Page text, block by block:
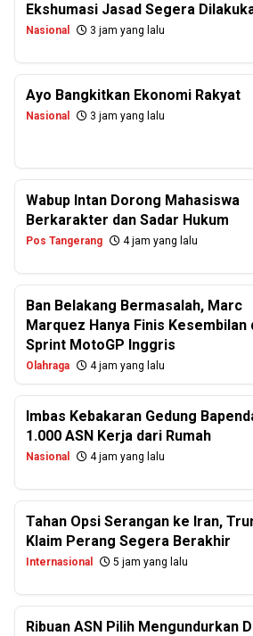
Ekshumasi Jasad Segera
Nasional 3 jam yang lalu
Ayo Bangkitkan Ekonomi Rakyat
Nasional 3 jam yang lalu
Wabup Intan Dorong Mahasiswa
Berkarakter dan Sadar Hukum
Pos Tangerang 4 jam yang lalu
Ban Belakang Bermasalah, Marc
Marquez Hanya Finis Kesembilan
Sprint MotoGP Inggris
Olahraga 4 jam yang lalu
Imbas Kebakaran Gedung
1.000 ASN Kerja dari Rumah
Nasional 4 jam yang lalu
Tahan Opsi Serangan ke Iran,
Klaim Perang Segera Berakhir
Internasional 5 jam yang lalu
Ribuan ASN Pilih Mengundurkan